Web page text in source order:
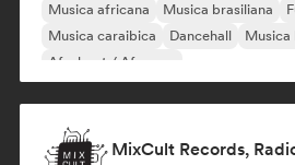
Musica africana Musica brasiliana
Musica caraibica
Dancehall Musica
Afrobeat / Afropop
MixCult Records,